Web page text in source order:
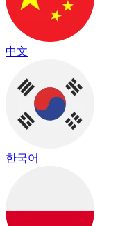
中文
한국어